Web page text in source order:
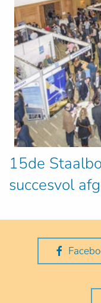
15de
succesvol